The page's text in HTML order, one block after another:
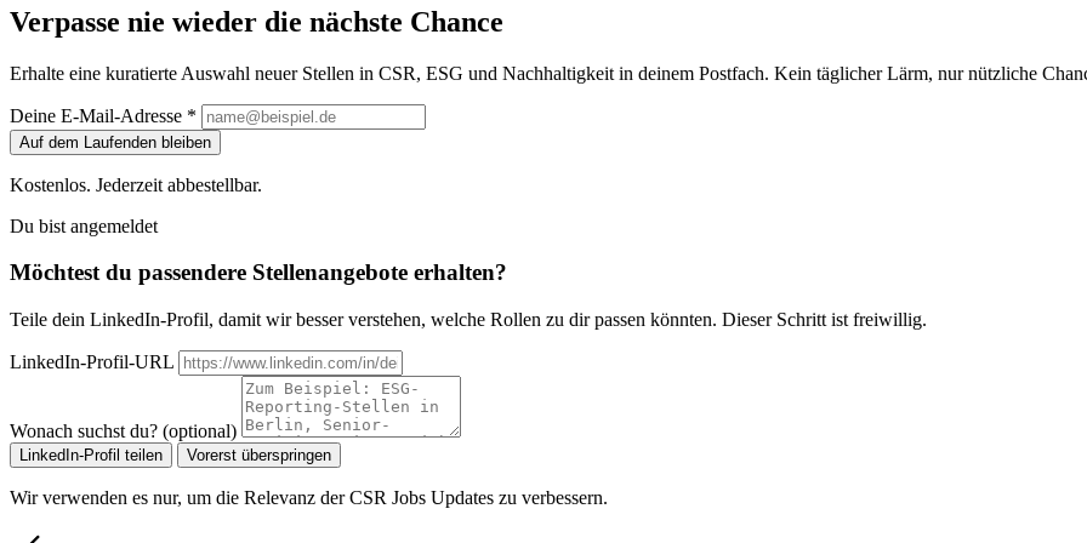
Verpasse nie wieder die nächste Chance
Erhalte eine kuratierte Auswahl neuer Stellen in CSR, ESG und Nachhaltigkeit in deinem Postfach. Kein täglicher Lärm, nur nützliche
Deine E-Mail-Adresse *
Auf dem Laufenden bleiben
Kostenlos. Jederzeit abbestellbar.
Du bist angemeldet
Möchtest du passendere Stellenangebote erhalten?
Teile dein LinkedIn-Profil, damit wir besser verstehen, welche Rollen zu dir passen könnten. Dieser Schritt ist freiwillig.
LinkedIn-Profil-URL
Wonach suchst du? (optional)
LinkedIn-Profil teilen Vorerst überspringen
Wir verwenden es nur, um die Relevanz der CSR Jobs Updates zu verbessern.